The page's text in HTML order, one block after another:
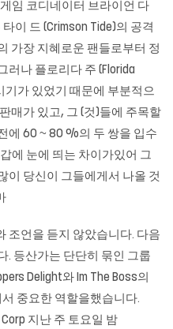
임 코디네이터 브라이언 다
이 드 (Crimson Tide)의 공격
가장 지혜로운 팬들로부터 정
러나 플로리다 주 (Florida
기가 있었기 때문에 부분적으
매가 있고, 그 (것)들에 주목할
에 60 ~ 80 %의 두 쌍을 입수
에 눈에 띄는 차이가있어 그
이 당신이 그들에게서 나올 것
조언을 듣지 않았습니다. 다음
. 등산가는 단단히 묶인 그룹
Delight와 Im The Boss의
중요한 역할을했습니다.
지난 주 토요일 밤